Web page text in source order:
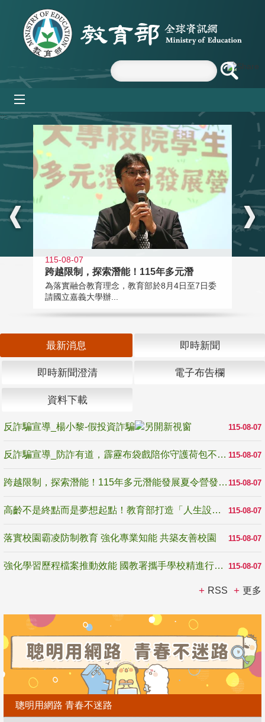
跳到主要內容區塊
:::
115-08-07
跨越限制，探索潛能！115年多元潛
為落實融合教育理念，教育部於8月4日至7日委
請國立嘉義大學辦...
最新消息 即時新聞
即時新聞澄清 電子布告欄
資料下載
115-08-07
反詐騙宣導_楊小黎-假投資詐騙
115-08-07
反詐騙宣導_防詐有道，霹靂布袋戲陪你守護荷包不受騙
115-08-07
跨越限制，探索潛能！115年多元潛能發展夏令營發掘生命無限可能
115-08-07
高齡不是終點而是夢想起點！教育部打造「人生設計夢工場」 參展第3屆高齡健康產業博覽會
115-08-07
落實校園霸凌防制教育 強化專業知能 共築友善校園
115-08-07
強化學習歷程檔案推動效能 國教署攜手學校精進行政與教學支持
RSS 更多
聰明用網路 青春不迷路